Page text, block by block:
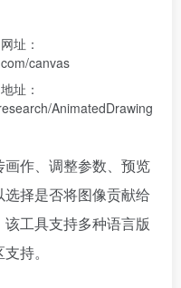
址：
canvas
址：
AnimatedDrawing
作、调整参数、预览
择是否将图像贡献给
工具支持多种语言版
持。